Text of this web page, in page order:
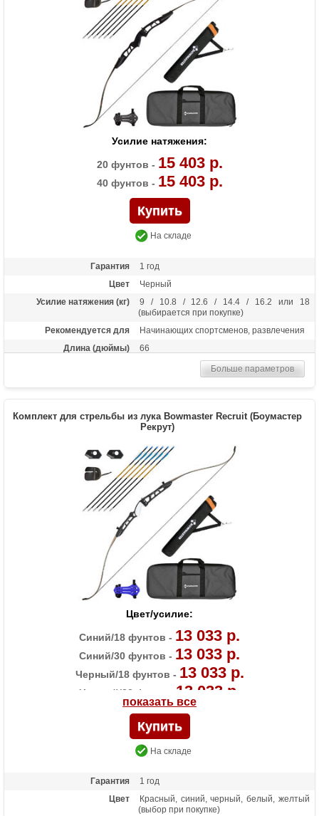
Усилие натяжения:
20 фунтов - 15 403 р.
40 фунтов - 15 403 р.
На складе
Гарантия
1 год
Цвет
Черный
Усилие натяжения (кг)
9 / 10.8 / 12.6 / 14.4 / 16.2 или 18
(выбирается при покупке)
Рекомендуется для
Начинающих спортсменов, развлечения
Длина (дюймы)
66
Рукоять, плечи, тетива, полочка, 6 стрел
Bowmaster, крага, напалечник, чехол-
сумка, колчан для стрел (текущий цвет
аксессуаров уточните у менеджера)
Масса (кг)
1.3
Рукоятка - алюминий, плечи - дерево с
ламинатом
Назначение
Развлечение, спорт
Особенности
Длина рукояти 23 дюйма
Больше параметров
Комплект для стрельбы из лука Bowmaster Recruit (Боумастер
Рекрут)
Цвет/усилие:
Синий/18 фунтов - 13 033 р.
Синий/30 фунтов - 13 033 р.
Черный/18 фунтов - 13 033 р.
Черный/22 фунта - 13 033 р.
Черный/30 фунтов -13 033 р.
Черный/36 фунтов -13 033 р.
показать все
На складе
Гарантия
1 год
Цвет
Красный, синий, черный, белый, желтый
(выбор при покупке)